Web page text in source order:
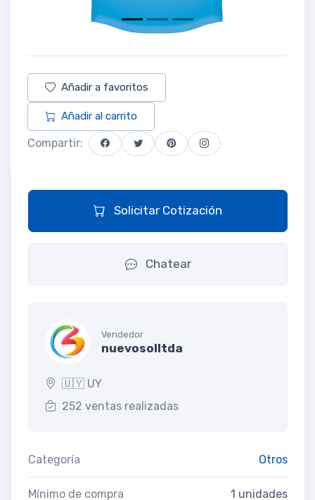
Añadir a favoritos
Añadir al carrito
Compartir:
Solicitar Cotización
Chatear
Vendedor
nuevosolltda
🇺🇾 UY
252 ventas realizadas
Categoría Otros
Mínimo de compra 1 unidades